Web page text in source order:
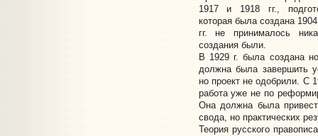
1917 и 1918 гг.,
которая была создана
гг. не принималось
создания были.
В 1929 г. была создана
должна была завершить
но проект не одобрили. С
работа уже не по
Она должна была
свода, но практических
Теория русского